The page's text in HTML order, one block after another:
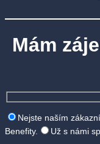
Mám
Nejste naším
Benefity.
Už s námi